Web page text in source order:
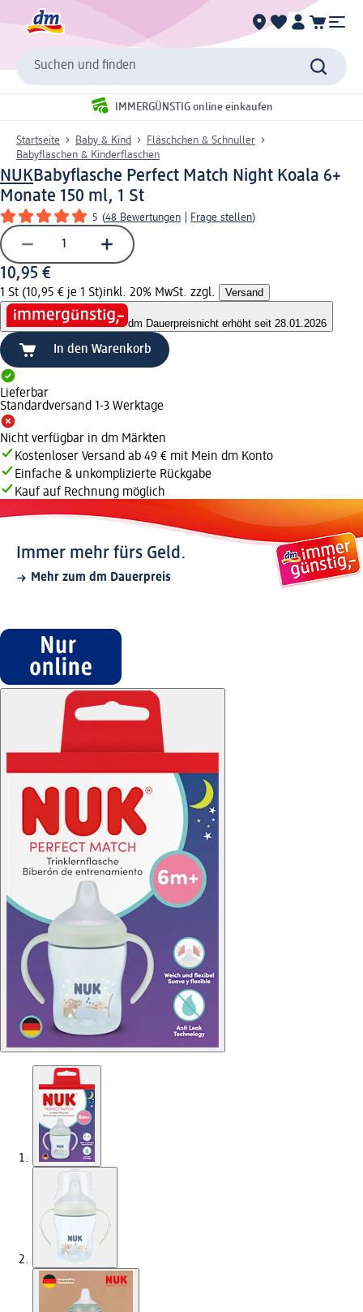
Suchen und finden
IMMERGÜNSTIG online einkaufen
Startseite Baby & Kind
Fläschchen & Schnuller
Babyflaschen & Kinderflaschen
NUKBabyflasche Perfect Match Night Koala 6+
Monate 150 ml, 1 St
5 (48 Bewertungen Frage stellen)
10,95 €
1 St (10,95 € je 1 St)inkl. 20% MwSt. zzgl. Versand
dm Dauerpreisnicht erhöht seit 28.01.2026
In den Warenkorb
Lieferbar
Standardversand 1-3 Werktage
Nicht verfügbar in dm Märkten
Kostenloser Versand ab 49 € mit Mein dm Konto
Einfache & unkomplizierte Rückgabe
Kauf auf Rechnung möglich
Immer mehr fürs Geld.
Mehr zum dm Dauerpreis